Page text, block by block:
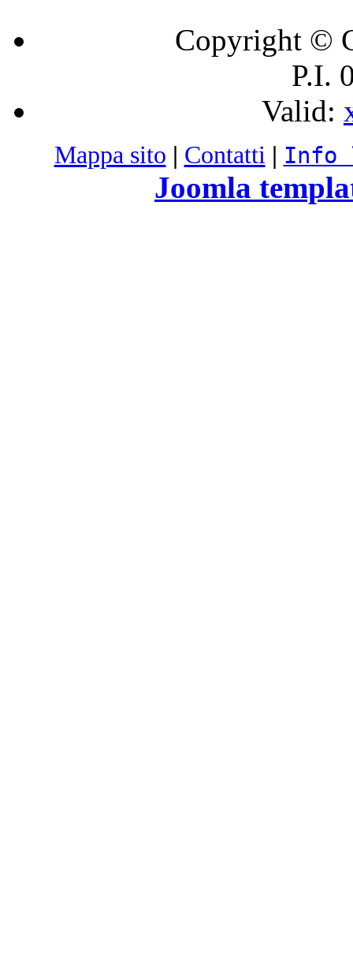
Copyright ©
P.I.
Valid:
Mappa sito | Contatti | Info
Joomla